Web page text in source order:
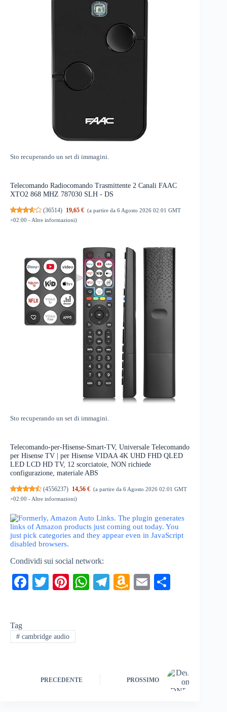
Sto recuperando un set di immagini.
Telecomando Radiocomando Trasmittente 2 Canali FAAC
XTO2 868 MHZ 787030 SLH - DS
(36514) 19,65 € (a partire da 6 Agosto 2026 02:01 GMT
+02:00 - Altre informazioni)
Sto recuperando un set di immagini.
Telecomando-per-Hisense-Smart-TV, Universale Telecomando
per Hisense TV | per Hisense VIDAA 4K UHD FHD QLED
LED LCD HD TV, 12 scorciatoie, NON richiede
configurazione, materiale ABS
(4556237) 14,56 € (a partire da 6 Agosto 2026 02:01 GMT
+02:00 - Altre informazioni)
Condividi sui social network:
Fa
ok
T
r
Pi
es
t
W Te A
h
E
Tag
#cambridge audio
PRECEDENTE PROSSIMO